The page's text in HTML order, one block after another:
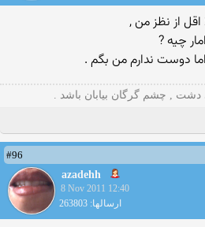
از نظز من ,
چیه ?
دوست ندارم من بگم .
دشت , چشم گرگان بیابان باشد .
#96
azadehh
8 Nov 2011 12:40
ارسالها: 263803